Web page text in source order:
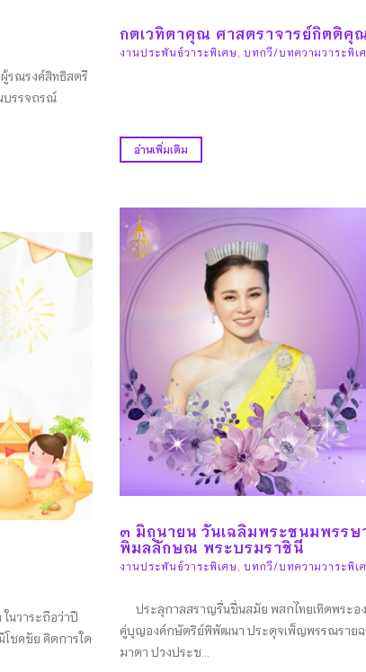
ผู้รณรงค์สิทธิสตรี
บรรจถรณ์
กตเวทิตาคุณ ศาสตราจารย์กิตติคุ
งานประพันธ์วาระพิเศษ บทกวี/บทความวาระพิเ
อ่านเพิ่มเติม
๓ มิถุนายน วันเฉลิมพระชนมพรรษ
พิมลลักษณ พระบรมราชินี
งานประพันธ์วาระพิเศษ บทกวี/บทความวาระพิเ
ประลุกาลสราญรื่นชื่นสมัย พสกไทยเทิดพระอ
คู่บุญองค์กษัตริย์พิพัฒนา ประดุจเพ็ญพรรณรายฉ
มาตา ปวงประช...
นวาระถือว่าปี
ชคชัย คิดการใด